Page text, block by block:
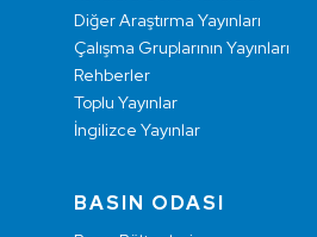
Diğer Araştırma Yayınları
Çalışma Gruplarının Yayınları
Rehberler
Toplu Yayınlar
İngilizce Yayınlar
BASIN ODASI